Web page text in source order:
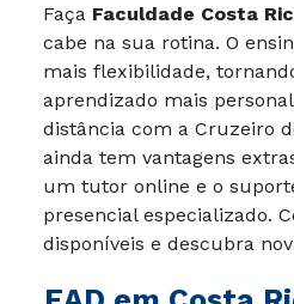
Faça Faculdade Costa
cabe na sua rotina. O
mais flexibilidade,
aprendizado mais
distância com a Cruzeiro
ainda tem vantagens
um tutor online e o
presencial especializado.
disponíveis e descubra